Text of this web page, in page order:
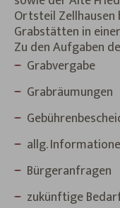
Ortsteil
Grabstätten in
Zu den Aufgaben
Grabvergabe
Grabräumungen
allg.
Bürgeranfragen
zukünftige